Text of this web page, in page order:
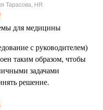
Тарасова, HR
с руководителем)
таким образом, чтобы
задачами
решение.